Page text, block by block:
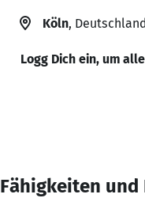
Köln, Deutschland
Logg Dich ein, um
Fähigkeiten